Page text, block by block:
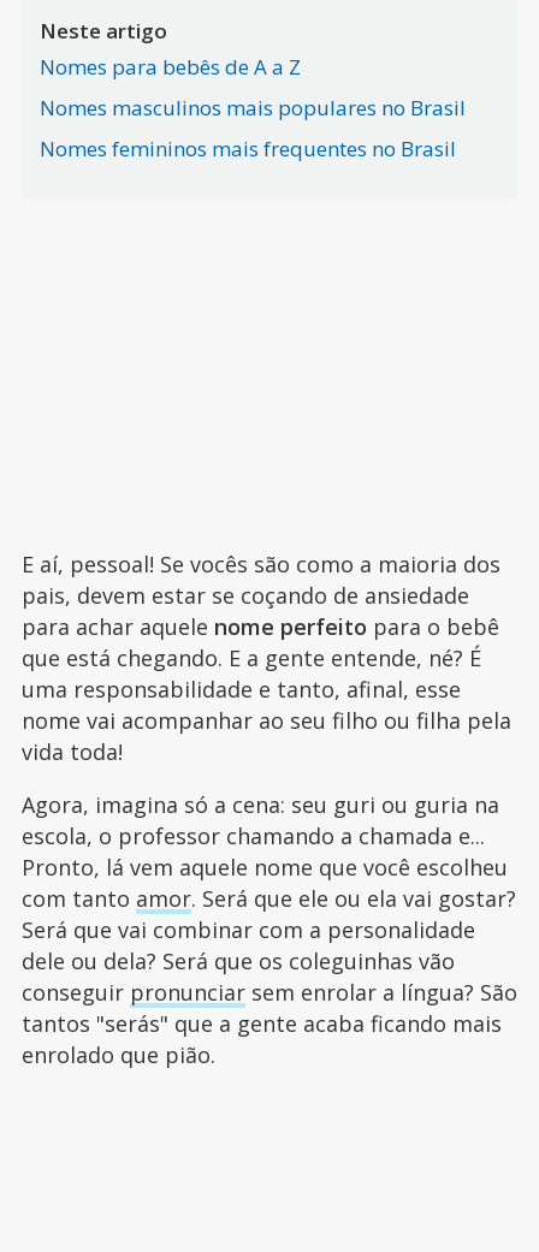
Neste artigo
Nomes para bebês de A a Z
Nomes masculinos mais populares no Brasil
Nomes femininos mais frequentes no Brasil
E aí, pessoal! Se vocês são como a maioria dos
pais, devem estar se coçando de ansiedade
para achar aquele nome perfeito para o bebê
que está chegando. E a gente entende, né? É
uma responsabilidade e tanto, afinal, esse
nome vai acompanhar ao seu filho ou filha pela
vida toda!
Agora, imagina só a cena: seu guri ou guria na
escola, o professor chamando a chamada e...
Pronto, lá vem aquele nome que você escolheu
com tanto amor. Será que ele ou ela vai gostar?
Será que vai combinar com a personalidade
dele ou dela? Será que os coleguinhas vão
conseguir pronunciarsem enrolar a língua? São
tantos "serás" que a gente acaba ficando mais
enrolado que pião.